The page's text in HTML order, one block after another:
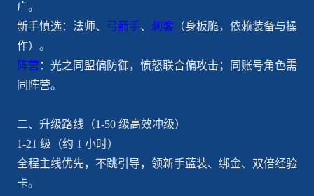
广。
新手慎选：法师、
弓箭手、 刺客 （身板脆，依赖装备与操
作）。
阵营 ：光之同盟偏防御，愤怒联合偏攻击；同账号角色需
同阵营。
二、升级路线（1-50 级高效冲级）
1-21 级（约 1 小时）
全程主线优先，不跳引导，领新手蓝装、绑金、双倍经验
卡。